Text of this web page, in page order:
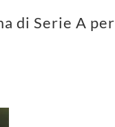
di Serie A per